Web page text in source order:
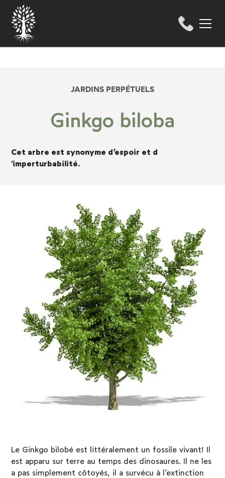
JARDINS PERPÉTUELS
Ginkgo biloba
Cet arbre est synonyme d’espoir et d
'imperturbabilité.
Le Ginkgo bilobé est littéralement un fossile vivant! Il
est apparu sur terre au temps des dinosaures. Il ne les
a pas simplement côtoyés, il a survécu à l’extinction